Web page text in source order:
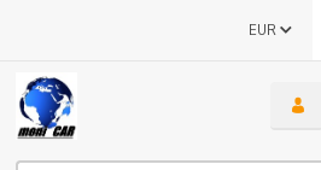
EUR